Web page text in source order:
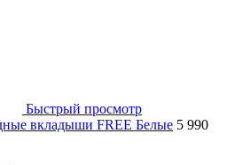
Быстрый просмотр
вкладыши FREE Белые 5 990